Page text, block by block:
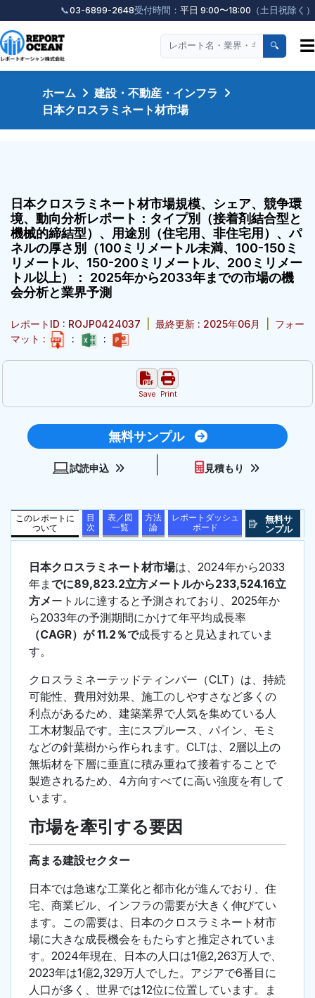
📞03-6899-2648受付時間： 平日 9:00〜18:00 （土日祝除く）
🔍 ☰
ホーム
建設・不動産・インフラ
日本クロスラミネート材市場
日本クロスラミネート材市場規模、シェア、競争環
境、動向分析レポート：タイプ別（接着剤結合型と
機械的締結型）、用途別（住宅用、非住宅用）、パ
ネルの厚さ別（100ミリメートル未満、100-150ミ
リメートル、150-200ミリメートル、200ミリメー
トル以上）： 2025年から2033年までの市場の機
会分析と業界予測
レポートID : ROJP0424037 最終更新 : 2025年06月
フォー
マット :
: :
Save Print
無料サンプル
試読申込 見積もり
このレポートに
ついて
目
次
表／図
一覧
方法
論
レポートダッシュ
ボード
無料サ
ンプル
日本クロスラミネート材市場は、2024年から2033
年ま でに89,823.2立方メートルから233,524.16立
方メートルに達すると予測されており、2025年か
ら2033年の予測期間にかけて年平均成長率
（CAGR）が 11.2％で成長すると見込まれていま
す。
クロスラミネーテッドティンバー（CLT）は、持続
可能性、費用対効果、施工のしやすさなど多くの
利点があるため、建築業界で人気を集めている人
工木材製品です。主にスプルース、パイン、モミ
などの針葉樹から作られます。CLTは、2層以上の
無垢材を下層に垂直に積み重ねて接着することで
製造されるため、4方向すべてに高い強度を有して
います。
市場を牽引する要因
高まる建設セクター
日本では急速な工業化と都市化が進んでおり、住
宅、商業ビル、インフラの需要が大きく伸びてい
ます。この需要は、日本のクロスラミネート材市
場に大きな成長機会をもたらすと推定されていま
す。2024年現在、日本の人口は1億2,263万人で、
2023年は1億2,329万人でした。アジアで6番目に
人口が多く、世界では12位に位置しています。ま